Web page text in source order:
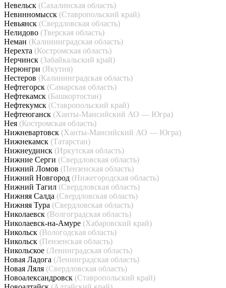
Невельск (Сахалинская область)
Невинномысск (Ставропольский край)
Невьянск (Свердловская область)
Нелидово (Тверская область)
Неман (Калининградская область)
Нерехта (Костромская область)
Нерчинск (Забайкальский край)
Нерюнгри (Якутия)
Нестеров (Калининградская область)
Нефтегорск (Самарская область)
Нефтекамск (Башкортостан)
Нефтекумск (Ставропольский край)
Нефтеюганск (Ханты-Мансийский АО — Югра)
Нея (Костромская область)
Нижневартовск (Ханты-Мансийский АО — Югра)
Нижнекамск (Татарстан)
Нижнеудинск (Иркутская область)
Нижние Серги (Свердловская область)
Нижний Ломов (Пензенская область)
Нижний Новгород (Нижегородская область)
Нижний Тагил (Свердловская область)
Нижняя Салда (Свердловская область)
Нижняя Тура (Свердловская область)
Николаевск (Волгоградская область)
Николаевск-на-Амуре (Хабаровский край)
Никольск (Вологодская область)
Никольск (Пензенская область)
Никольское (Ленинградская область)
Новая Ладога (Ленинградская область)
Новая Ляля (Свердловская область)
Новоалександровск (Ставропольский край)